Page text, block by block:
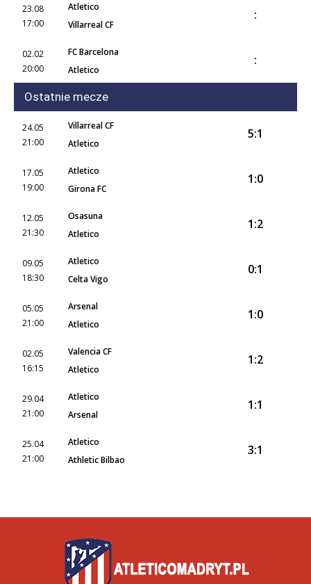
23.08
17:00
Atletico
Villarreal CF
:
02.02
20:00
FC Barcelona
Atletico
:
Ostatnie mecze
24.05
21:00
Villarreal CF
Atletico
5:1
17.05
19:00
Atletico
Girona FC
1:0
12.05
21:30
Osasuna
Atletico
1:2
09.05
18:30
Atletico
Celta Vigo
0:1
05.05
21:00
Arsenal
Atletico
1:0
02.05
16:15
Valencia CF
Atletico
1:2
29.04
21:00
Atletico
Arsenal
1:1
25.04
21:00
Atletico
Athletic Bilbao
3:1